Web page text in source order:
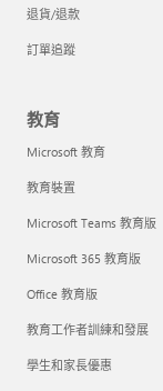
退貨/退款
訂單追蹤
教育
Microsoft 教育
教育裝置
Microsoft Teams 教育版
Microsoft 365 教育版
Office 教育版
教育工作者訓練和發展
學生和家長優惠